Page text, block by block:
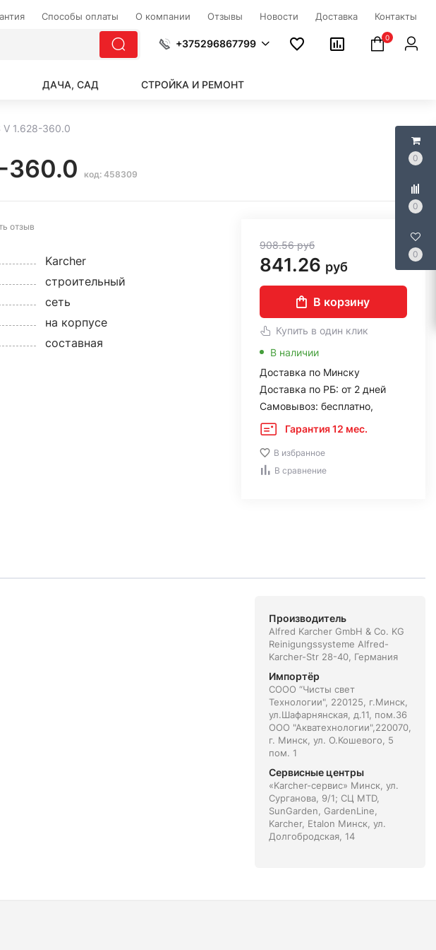
0
0
0
Способы оплаты О компании Отзывы Новости Доставка Контакты
+375296867799
0
ДАЧА, САД СТРОЙКА И РЕМОНТ
V 1.628-360.0
360.0 код: 458309
отзыв
Karcher
строительный
сеть
на корпусе
составная
908.56руб
841.26 руб
В корзину
Купить в один клик
В наличии
Доставка по Минску
Доставка по РБ: от 2 дней
Самовывоз: бесплатно,
Гарантия 12 мес.
В избранное
В сравнение
Производитель
Alfred Karcher GmbH & Co. KG
Reinigungssysteme Alfred-
Karcher-Str 28-40, Германия
Импортёр
СООО “Чисты свет
Технологии", 220125, г.Минск,
ул.Шафарнянская, д.11, пом.36
ООО "Акватехнологии",220070,
г. Минск, ул. О.Кошевого, 5
пом. 1
Сервисные центры
«Karcher-сервис» Минск, ул.
Сурганова, 9/1; СЦ MTD,
SunGarden, GardenLine,
Karcher, Etalon Минск, ул.
Долгобродская, 14